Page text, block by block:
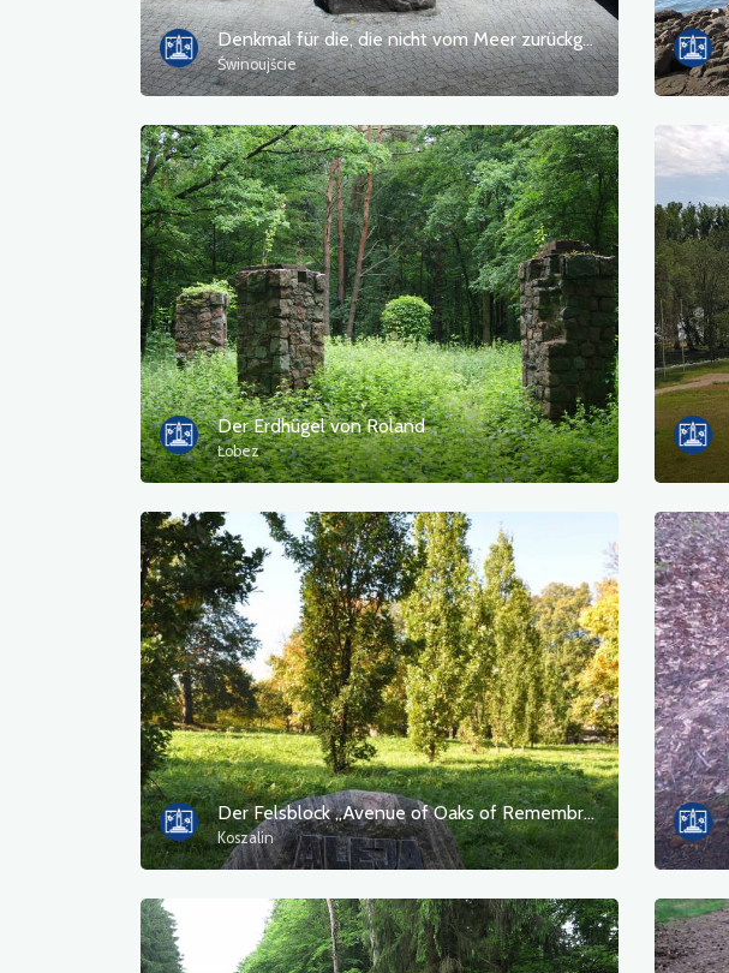
Denkmal für die, die nicht vom Meer zurückgekehrt sind
Świnoujście
Der Erdhügel von Roland
Łobez
Der Felsblock „Avenue of Oaks of Remembrance“.
Koszalin